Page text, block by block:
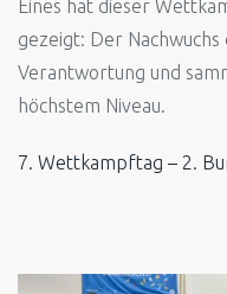
Eines hat dieser
gezeigt: Der
Verantwortung und
höchstem Niveau.
7. Wettkampftag – 2.